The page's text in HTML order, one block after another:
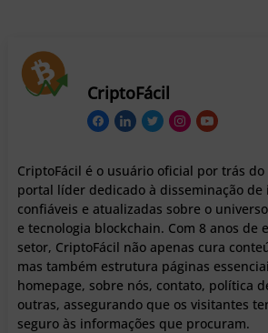
CriptoFácil
CriptoFácil é o usuário oficial por trás
portal líder dedicado à disseminação de
confiáveis e atualizadas sobre o
e tecnologia blockchain. Com 8 anos de
setor, CriptoFácil não apenas cura
mas também estrutura páginas
homepage, sobre nós, contato, política
outras, assegurando que os visitantes
seguro às informações que procuram.